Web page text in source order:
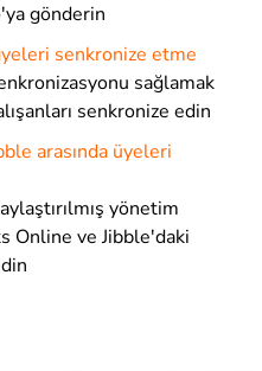
gönderin
senkronize etme
sağlamak
senkronize edin
arasında üyeleri
yönetim
Online ve Jibble'daki